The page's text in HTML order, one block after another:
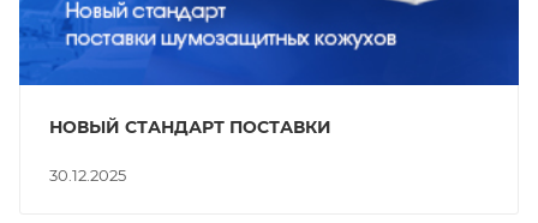
30.12.2025
НОВЫЙ СТАНДАРТ ПОСТАВКИ